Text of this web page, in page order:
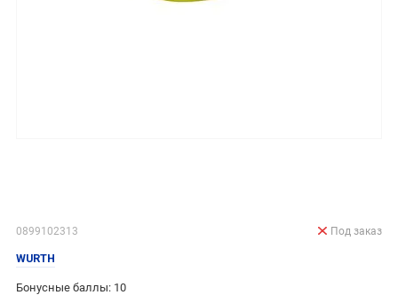
0899102313
WURTH
Бонусные баллы: 10
Под заказ